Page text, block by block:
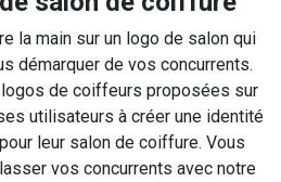
la main sur un logo de salon qui
démarquer de vos concurrents.
de coiffeurs proposées sur
utilisateurs à créer une identité
leur salon de coiffure. Vous
vos concurrents avec notre